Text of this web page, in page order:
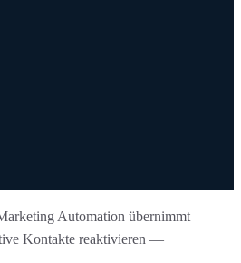
Automation übernimmt
Kontakte reaktivieren —